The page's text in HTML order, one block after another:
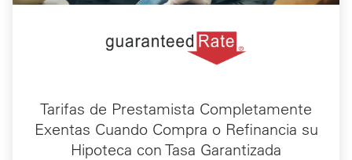
Tarifas de Prestamista Completamente
Exentas Cuando Compra o Refinancia su
Hipoteca con Tasa Garantizada